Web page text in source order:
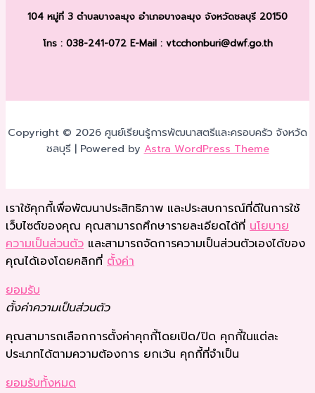
104 หมู่ที่ 3 ตำบลบางละมุง อำเภอบางละมุง จังหวัดชลบุรี 20150
โทร : 038-241-072 E-Mail : vtcchonburi@dwf.go.th
Copyright © 2026 ศูนย์เรียนรู้การพัฒนาสตรีและครอบครัว จังหวัด
ชลบุรี | Powered byAstra WordPress Theme
เราใช้คุกกี้เพื่อพัฒนาประสิทธิภาพ และประสบการณ์ที่ดีในการใช้
เว็บไซต์ของคุณ คุณสามารถศึกษารายละเอียดได้ที่ นโยบาย
ความเป็นส่วนตัว และสามารถจัดการความเป็นส่วนตัวเองได้ของ
คุณได้เองโดยคลิกที่ ตั้งค่า
ยอมรับ
ตั้งค่าความเป็นส่วนตัว
คุณสามารถเลือกการตั้งค่าคุกกี้โดยเปิด/ปิด คุกกี้ในแต่ละ
ประเภทได้ตามความต้องการ ยกเว้น คุกกี้ที่จำเป็น
ยอมรับทั้งหมด